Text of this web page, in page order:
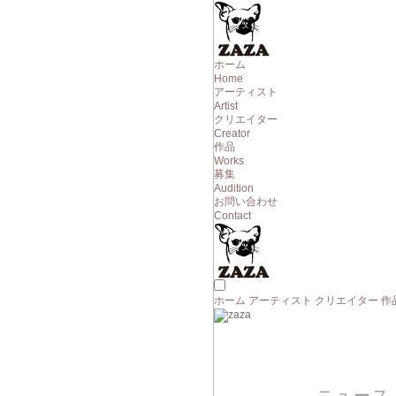
ホーム
Home
アーティスト
Artist
クリエイター
Creator
作品
Works
募集
Audition
お問い合わせ
Contact
ホーム アーティスト クリエイター 作